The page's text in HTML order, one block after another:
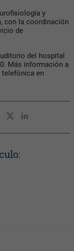
y
con la coordinación
de
del hospital
Más información a
telefónica en